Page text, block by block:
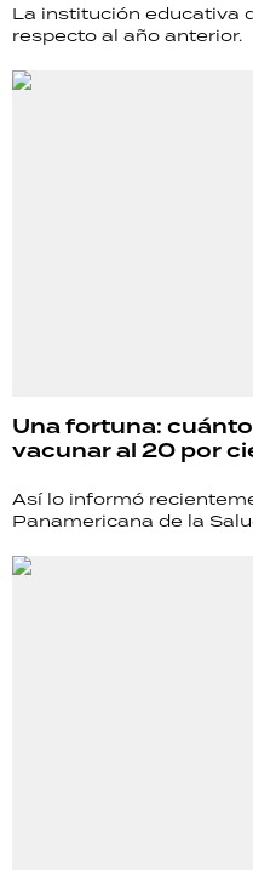
La institución educativa
respecto al año anterior.
Una fortuna:
vacunar al 20 por
Así lo informó
Panamericana de la